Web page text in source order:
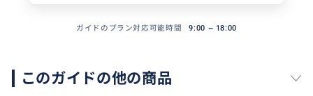
ガイドのプラン対応可能時間 9:00 ~ 18:00
このガイドの他の商品